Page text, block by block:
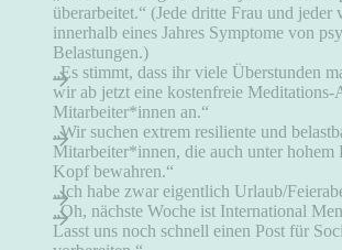
überarbeitet.“ (Jede dritte Frau und jeder
innerhalb eines Jahres Symptome von
Belastungen.)
„Es stimmt, dass ihr viele Überstunden
wir ab jetzt eine kostenfreie Meditations-
Mitarbeiter*innen an.“
„Wir suchen extrem resiliente und
Mitarbeiter*innen, die auch unter hohem
Kopf bewahren.“
„Ich habe zwar eigentlich Urlaub/
„Oh, nächste Woche ist International
Lasst uns noch schnell einen Post für